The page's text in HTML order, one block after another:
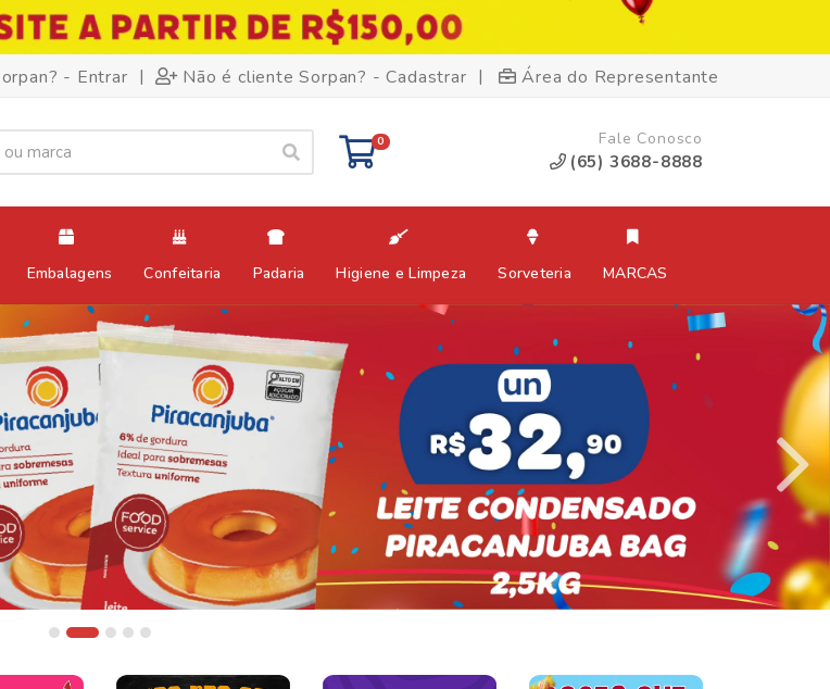
- Entrar | Não é cliente Sorpan? - Cadastrar | Área do Representante
0 Fale Conosco
(65) 3688-8888
Embalagens Confeitaria Padaria Higiene e Limpeza Sorveteria MARCAS